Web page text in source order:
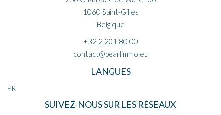
1060 Saint-Gilles
Belgique
+32 2 201 80 00
contact@pearlimmo.eu
LANGUES
FR
SUIVEZ-NOUS SUR LES RÉSEAUX